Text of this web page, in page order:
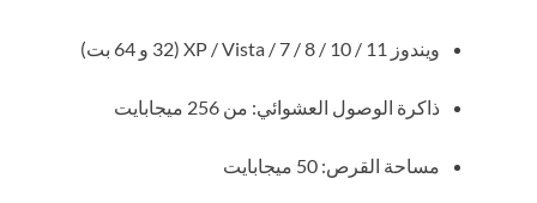
ويندوز XP / Vista / 7 / 8 / 10 / 11 (32 و 64 بت)
ذاكرة الوصول العشوائي: من 256 ميجابايت
مساحة القرص: 50 ميجابايت